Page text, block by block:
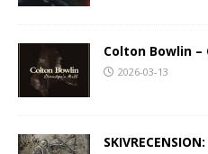
Colton Bowlin –
2026-03-13